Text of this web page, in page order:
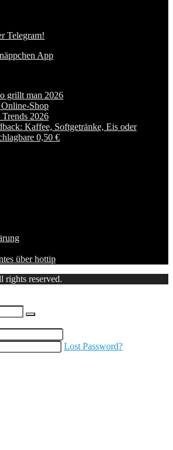
Telegram!
App
grillt man 2026
Shop
2026
Kaffee, Softgetränke, Eis oder
0,50 €
über hottip
reserved.
Lost Password?